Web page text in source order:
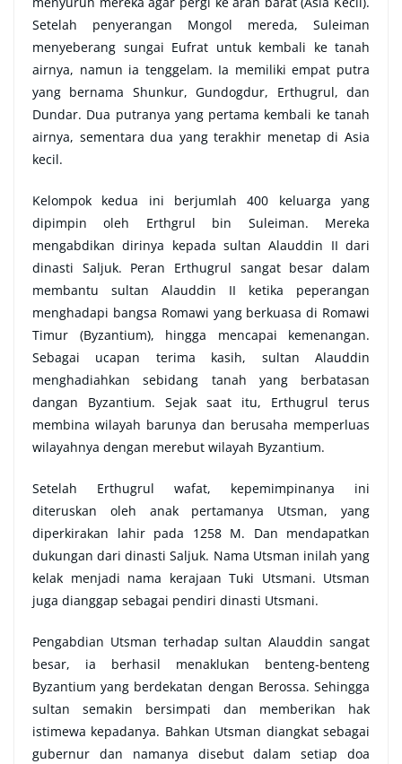
Setelah penyerangan Mongol mereda, Suleiman
menyeberang sungai Eufrat untuk kembali ke tanah
airnya, namun ia tenggelam. Ia memiliki empat putra
yang bernama Shunkur, Gundogdur, Erthugrul, dan
Dundar. Dua putranya yang pertama kembali ke tanah
airnya, sementara dua yang terakhir menetap di Asia
kecil.
Kelompok kedua ini berjumlah 400 keluarga yang
dipimpin oleh Erthgrul bin Suleiman. Mereka
mengabdikan dirinya kepada sultan Alauddin II dari
dinasti Saljuk. Peran Erthugrul sangat besar dalam
membantu sultan Alauddin II ketika peperangan
menghadapi bangsa Romawi yang berkuasa di Romawi
Timur (Byzantium), hingga mencapai kemenangan.
Sebagai ucapan terima kasih, sultan Alauddin
menghadiahkan sebidang tanah yang berbatasan
dangan Byzantium. Sejak saat itu, Erthugrul terus
membina wilayah barunya dan berusaha memperluas
wilayahnya dengan merebut wilayah Byzantium.
Setelah Erthugrul wafat, kepemimpinanya ini
diteruskan oleh anak pertamanya Utsman, yang
diperkirakan lahir pada 1258 M. Dan mendapatkan
dukungan dari dinasti Saljuk. Nama Utsman inilah yang
kelak menjadi nama kerajaan Tuki Utsmani. Utsman
juga dianggap sebagai pendiri dinasti Utsmani.
Pengabdian Utsman terhadap sultan Alauddin sangat
besar, ia berhasil menaklukan benteng-benteng
Byzantium yang berdekatan dengan Berossa. Sehingga
sultan semakin bersimpati dan memberikan hak
istimewa kepadanya. Bahkan Utsman diangkat sebagai
gubernur dan namanya disebut dalam setiap doa